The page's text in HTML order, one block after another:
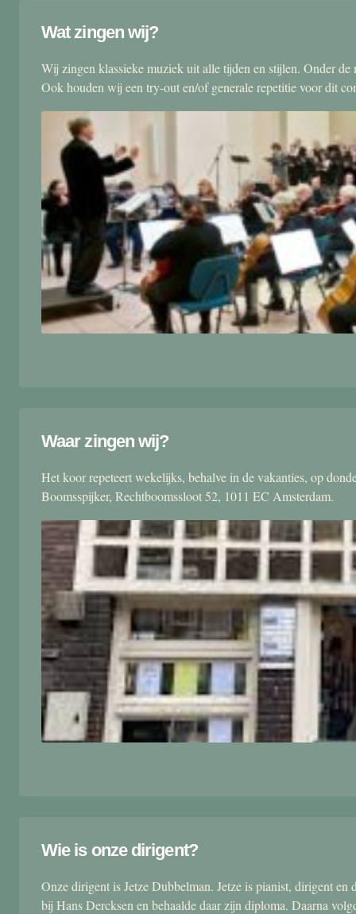
Wat zingen wij?
Wij zingen klassieke muziek uit alle tijden en stijlen. Onder
Ook houden wij een try-out en/of generale repetitie voor dit
Waar zingen wij?
Het koor repeteert wekelijks, behalve in de vakanties, op
Boomsspijker, Rechtboomssloot 52, 1011 EC Amsterdam.
Wie is onze dirigent?
Onze dirigent is Jetze Dubbelman. Jetze is pianist, dirigent
bij Hans Dercksen en behaalde daar zijn diploma. Daarna